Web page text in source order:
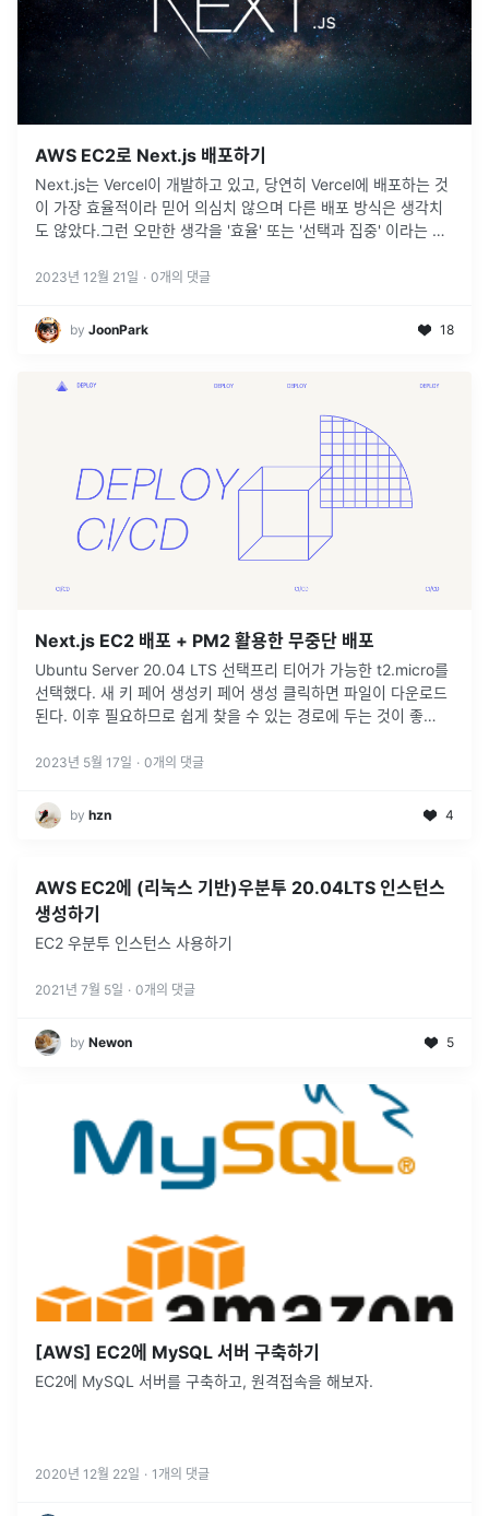
AWS EC2로 Next.js 배포하기
Next.js는 Vercel이 개발하고 있고, 당연히 Vercel에 배포하는 것
이 가장 효율적이라 믿어 의심치 않으며 다른 배포 방식은 생각치
도 않았다.그런 오만한 생각을 '효율' 또는 '선택과 집중' 이라는 키
2023년 12월 21일 · 0개의 댓글
by JoonPark 18
Next.js EC2 배포 + PM2 활용한 무중단 배포
Ubuntu Server 20.04 LTS 선택프리 티어가 가능한 t2.micro를
선택했다. 새 키 페어 생성키 페어 생성 클릭하면 파일이 다운로드
된다. 이후 필요하므로 쉽게 찾을 수 있는 경로에 두는 것이 좋
2023년 5월 17일 · 0개의 댓글
by hzn 4
AWS EC2에 (리눅스 기반)우분투 20.04LTS 인스턴스
생성하기
EC2 우분투 인스턴스 사용하기
2021년 7월 5일 · 0개의 댓글
by Newon 5
[AWS] EC2에 MySQL 서버 구축하기
EC2에 MySQL 서버를 구축하고, 원격접속을 해보자.
2020년 12월 22일 · 1 개의 댓글